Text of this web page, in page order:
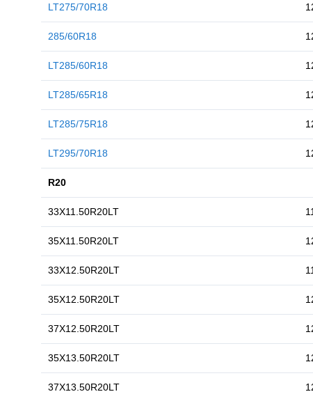
LT275/70R18
285/60R18
LT285/60R18
LT285/65R18
LT285/75R18
LT295/70R18
R20
33X11.50R20LT
35X11.50R20LT
33X12.50R20LT
35X12.50R20LT
37X12.50R20LT
35X13.50R20LT
37X13.50R20LT